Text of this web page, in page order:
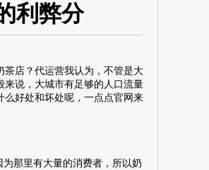
利弊分
店？代运营我认为，不管是大
说，大城市有足够的人口流量
好处和坏处呢， 一点点官网来
那里有大量的消费者，所以奶